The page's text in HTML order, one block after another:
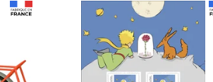
Prix 7,50€